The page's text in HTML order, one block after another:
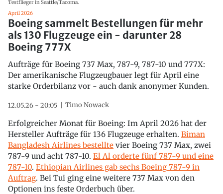
Testflieger in Seattle/Tacoma.
April 2026
Boeing sammelt Bestellungen für mehr
als 130 Flugzeuge ein - darunter 28
Boeing 777X
Aufträge für Boeing 737 Max, 787-9, 787-10 und 777X:
Der amerikanische Flugzeugbauer legt für April eine
starke Orderbilanz vor - auch dank anonymer Kunden.
12.05.26 - 20:05 Timo Nowack
Erfolgreicher Monat für Boeing: Im April 2026 hat der
Hersteller Aufträge für 136 Flugzeuge erhalten. Biman
Bangladesh Airlines bestellte vier Boeing 737 Max, zwei
787-9 und acht 787-10. El Al orderte fünf 787-9 und eine
787-10. Ethiopian Airlines gab sechs Boeing 787-9 in
Auftrag. Bei Tui ging eine weitere 737 Max von den
Optionen ins feste Orderbuch über.